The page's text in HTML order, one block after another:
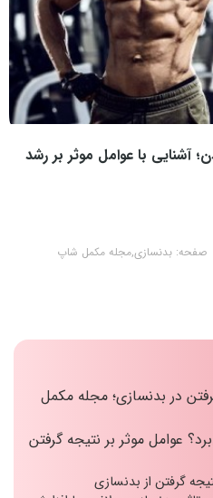
آشنایی با عوامل موثر بر رشد
صفحه: بدنسازی,مجله مکمل شاپ
در بدنسازی؛ مجله مکمل
عوامل موثر بر نتیجه گرفتن
گرفتن از بدنسازی